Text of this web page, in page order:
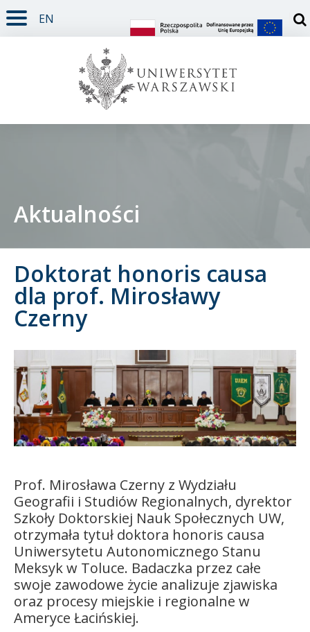
TREŚĆ STRONY
MENU GŁÓWNE
WYSZUKIWARKA
SOCIAL MEDIA
STOPKA STRONY
EN
Doktorant
Pracownik
Absolwent
Aktualności
Doktorat honoris causa
dla prof. Mirosławy
Czerny
Prof. Mirosława Czerny z Wydziału
Geografii i Studiów Regionalnych, dyrektor
Szkoły Doktorskiej Nauk Społecznych UW,
otrzymała tytuł doktora honoris causa
Uniwersytetu Autonomicznego Stanu
Meksyk w Toluce. Badaczka przez całe
swoje zawodowe życie analizuje zjawiska
oraz procesy miejskie i regionalne w
Ameryce Łacińskiej.